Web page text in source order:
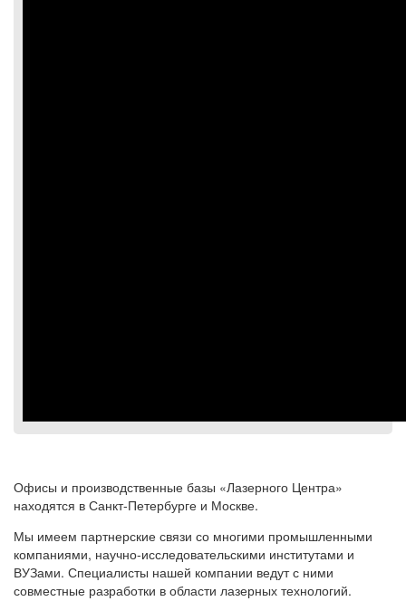
Офисы и производственные базы «Лазерного Центра»
находятся в Санкт-Петербурге и Москве.
Мы имеем партнерские связи со многими промышленными
компаниями, научно-исследовательскими институтами и
ВУЗами. Специалисты нашей компании ведут с ними
совместные разработки в области лазерных технологий.